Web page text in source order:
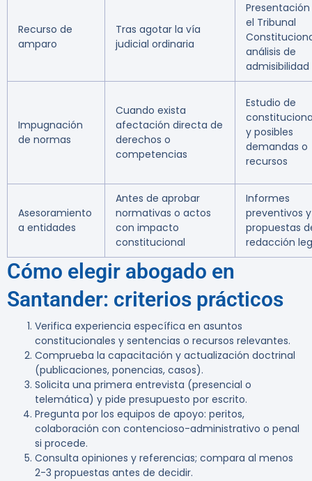
Recurso de
amparo
Tras agotar la vía
judicial ordinaria
el Tribunal
análisis de
admisibilidad
Impugnación
de normas
Cuando exista
afectación directa de
derechos o
competencias
Estudio de
y posibles
demandas o
recursos
Asesoramiento
a entidades
Antes de aprobar
normativas o actos
con impacto
constitucional
Informes
preventivos y
propuestas
redacción
Cómo elegir abogado en
Santander: criterios prácticos
Verifica experiencia específica en asuntos
constitucionales y sentencias o recursos relevantes.
Comprueba la capacitación y actualización doctrinal
(publicaciones, ponencias, casos).
Solicita una primera entrevista (presencial o
telemática) y pide presupuesto por escrito.
Pregunta por los equipos de apoyo: peritos,
colaboración con contencioso-administrativo o penal
si procede.
Consulta opiniones y referencias; compara al menos
2-3 propuestas antes de decidir.